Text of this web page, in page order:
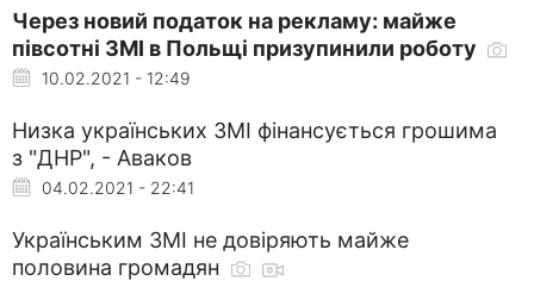
Через новий податок на рекламу: майже
півсотні ЗМІ в Польщі призупинили роботу
10.02.2021 - 12:49
Низка українських ЗМІ фінансується грошима
з "ДНР", - Аваков
04.02.2021 - 22:41
Українським ЗМІ не довіряють майже
половина громадян